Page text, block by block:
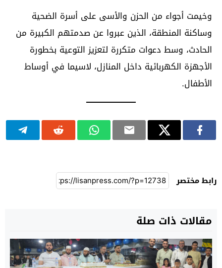
وخيمت أجواء من الحزن والأسى على أسرة الضحية
وساكنة المنطقة، الذين عبروا عن صدمتهم الكبيرة من
الحادث، وسط دعوات متكررة لتعزيز التوعية بخطورة
الأجهزة الكهربائية داخل المنازل، لاسيما في أوساط
الأطفال.
رابط مختصر
مقالات ذات صلة